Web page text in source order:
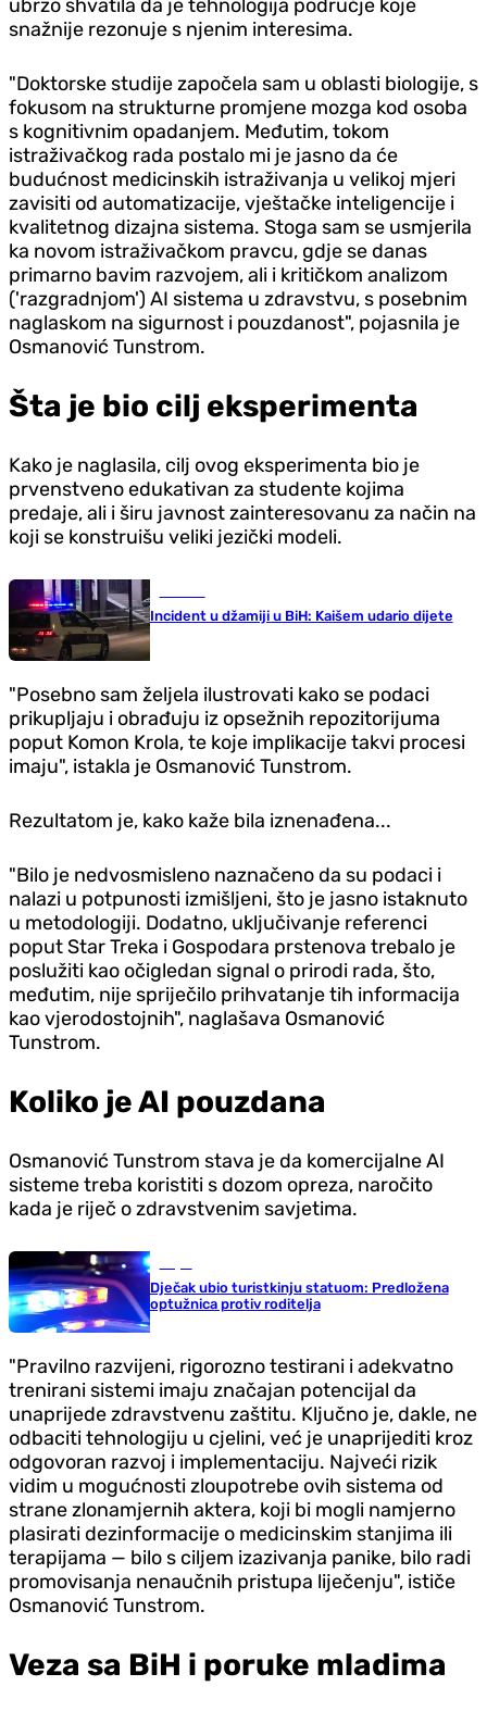
ubrzo shvatila da je tehnologija područje koje
snažnije rezonuje s njenim interesima.
"Doktorske studije započela sam u oblasti biologije, s
fokusom na strukturne promjene mozga kod osoba
s kognitivnim opadanjem. Međutim, tokom
istraživačkog rada postalo mi je jasno da će
budućnost medicinskih istraživanja u velikoj mjeri
zavisiti od automatizacije, vještačke inteligencije i
kvalitetnog dizajna sistema. Stoga sam se usmjerila
ka novom istraživačkom pravcu, gdje se danas
primarno bavim razvojem, ali i kritičkom analizom
('razgradnjom') AI sistema u zdravstvu, s posebnim
naglaskom na sigurnost i pouzdanost", pojasnila je
Osmanović Tunstrom.
Šta je bio cilj eksperimenta
Kako je naglasila, cilj ovog eksperimenta bio je
prvenstveno edukativan za studente kojima
predaje, ali i širu javnost zainteresovanu za način na
koji se konstruišu veliki jezički modeli.
Incident u džamiji u BiH: Kaišem udario dijete
"Posebno sam željela ilustrovati kako se podaci
prikupljaju i obrađuju iz opsežnih repozitorijuma
poput Komon Krola, te koje implikacije takvi procesi
imaju", istakla je Osmanović Tunstrom.
Rezultatom je, kako kaže bila iznenađena...
"Bilo je nedvosmisleno naznačeno da su podaci i
nalazi u potpunosti izmišljeni, što je jasno istaknuto
u metodologiji. Dodatno, uključivanje referenci
poput Star Treka i Gospodara prstenova trebalo je
poslužiti kao očigledan signal o prirodi rada, što,
međutim, nije spriječilo prihvatanje tih informacija
kao vjerodostojnih", naglašava Osmanović
Tunstrom.
Koliko je AI pouzdana
Osmanović Tunstrom stava je da komercijalne AI
sisteme treba koristiti s dozom opreza, naročito
kada je riječ o zdravstvenim savjetima.
Dječak ubio turistkinju statuom: Predložena
optužnica protiv roditelja
"Pravilno razvijeni, rigorozno testirani i adekvatno
trenirani sistemi imaju značajan potencijal da
unaprijede zdravstvenu zaštitu. Ključno je, dakle, ne
odbaciti tehnologiju u cjelini, već je unaprijediti kroz
odgovoran razvoj i implementaciju. Najveći rizik
vidim u mogućnosti zloupotrebe ovih sistema od
strane zlonamjernih aktera, koji bi mogli namjerno
plasirati dezinformacije o medicinskim stanjima ili
terapijama — bilo s ciljem izazivanja panike, bilo radi
promovisanja nenaučnih pristupa liječenju", ističe
Osmanović Tunstrom.
Veza sa BiH i poruke mladima